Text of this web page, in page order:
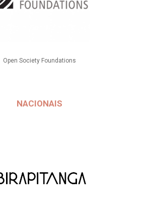
Open Society Foundations
NACIONAIS